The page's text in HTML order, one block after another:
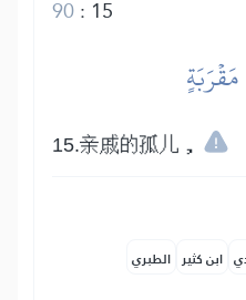
15
:
90
مَقۡرَبَةٍ
15.亲戚的孤儿，
ابن كثير الطبري